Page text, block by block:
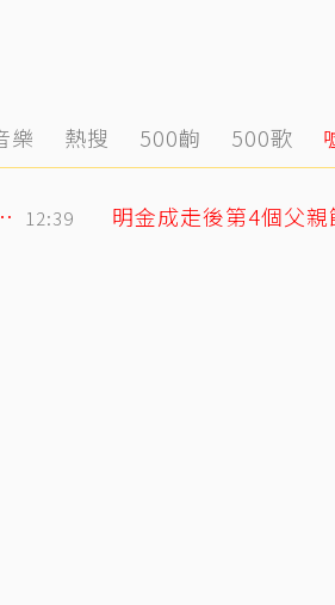
樂 熱搜 500齣 500歌
已畫句點 離婚原因曝光 12:39